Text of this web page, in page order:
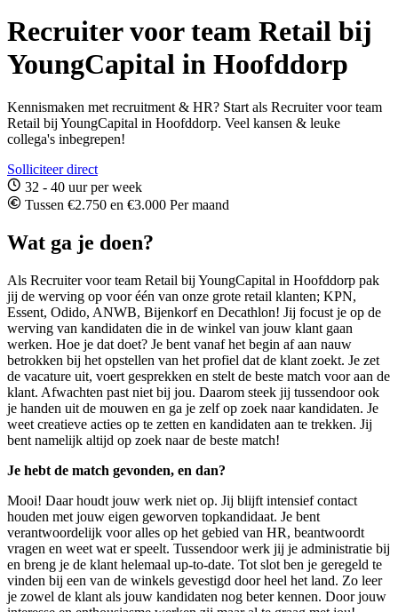
Recruiter voor team Retail bij
YoungCapital in Hoofddorp
Kennismaken met recruitment & HR? Start als Recruiter voor team
Retail bij YoungCapital in Hoofddorp. Veel kansen & leuke
collega's inbegrepen!
Solliciteer direct
32 - 40 uur per week
Tussen €2.750 en €3.000 Per maand
Wat ga je doen?
Als Recruiter voor team Retail bij YoungCapital in Hoofddorp pak
jij de werving op voor één van onze grote retail klanten; KPN,
Essent, Odido, ANWB, Bijenkorf en Decathlon! Jij focust je op de
werving van kandidaten die in de winkel van jouw klant gaan
werken. Hoe je dat doet? Je bent vanaf het begin af aan nauw
betrokken bij het opstellen van het profiel dat de klant zoekt. Je zet
de vacature uit, voert gesprekken en stelt de beste match voor aan de
klant. Afwachten past niet bij jou. Daarom steek jij tussendoor ook
je handen uit de mouwen en ga je zelf op zoek naar kandidaten. Je
weet creatieve acties op te zetten en kandidaten aan te trekken. Jij
bent namelijk altijd op zoek naar de beste match!
Je hebt de match gevonden, en dan?
Mooi! Daar houdt jouw werk niet op. Jij blijft intensief contact
houden met jouw eigen geworven topkandidaat. Je bent
verantwoordelijk voor alles op het gebied van HR, beantwoordt
vragen en weet wat er speelt. Tussendoor werk jij je administratie bij
en breng je de klant helemaal up-to-date. Tot slot ben je geregeld te
vinden bij een van de winkels gevestigd door heel het land. Zo leer
je zowel de klant als jouw kandidaten nog beter kennen. Door jouw